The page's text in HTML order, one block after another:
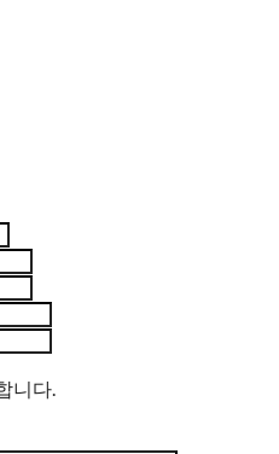
니다.